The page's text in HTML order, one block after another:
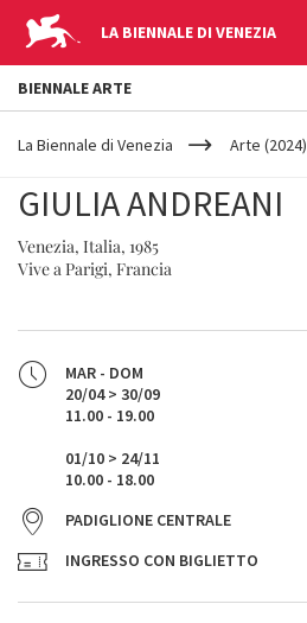
LA BIENNALE DI VENEZIA
YOUR
ARE
La Biennale di Venezia Arte (2024)
GIULIA ANDREANI
Venezia, Italia, 1985
Vive a Parigi, Francia
MAR - DOM
20/04 > 30/09
11.00 - 19.00
01/10 > 24/11
10.00 - 18.00
PADIGLIONE CENTRALE
INGRESSO CON BIGLIETTO
BIENNALE ARTE